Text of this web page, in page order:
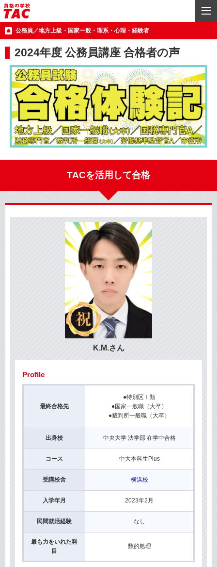
公務員／地方上級・国家一般・理系・心理・経験者
2024年度 公務員講座 合格者の声
TACを活用して合格
K.M.さん
Profile
最終合格先
●特別区Ⅰ類
●国家一般職（大卒）
●裁判所一般職（大卒）
出身校 中央大学 法学部 在学中合格
コース 中大本科生Plus
受講校舎 横浜校
入学年月 2023年2月
民間就活経験 なし
最も力をいれた科
目
数的処理